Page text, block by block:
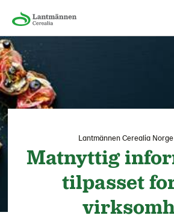
Lantmännen Cerealia Norge
Matnyttig
tilpasset